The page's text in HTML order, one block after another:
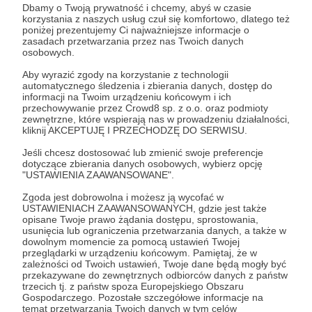
Dbamy o Twoją prywatność i chcemy, abyś w czasie
korzystania z naszych usług czuł się komfortowo, dlatego też
poniżej prezentujemy Ci najważniejsze informacje o
zasadach przetwarzania przez nas Twoich danych
osobowych.
Aby wyrazić zgody na korzystanie z technologii
automatycznego śledzenia i zbierania danych, dostęp do
informacji na Twoim urządzeniu końcowym i ich
przechowywanie przez Crowd8 sp. z o.o. oraz podmioty
zewnętrzne, które wspierają nas w prowadzeniu działalności,
kliknij AKCEPTUJĘ I PRZECHODZĘ DO SERWISU.
Jeśli chcesz dostosować lub zmienić swoje preferencje
dotyczące zbierania danych osobowych, wybierz opcję
"USTAWIENIA ZAAWANSOWANE".
Zgoda jest dobrowolna i możesz ją wycofać w
USTAWIENIACH ZAAWANSOWANYCH, gdzie jest także
opisane Twoje prawo żądania dostępu, sprostowania,
usunięcia lub ograniczenia przetwarzania danych, a także w
dowolnym momencie za pomocą ustawień Twojej
przeglądarki w urządzeniu końcowym. Pamiętaj, że w
zależności od Twoich ustawień, Twoje dane będą mogły być
przekazywane do zewnętrznych odbiorców danych z państw
trzecich tj. z państw spoza Europejskiego Obszaru
Gospodarczego. Pozostałe szczegółowe informacje na
temat przetwarzania Twoich danych w tym celów
W tym miejscu powinna być zewnętrzna
treść
Aby zobaczyć treść musisz zmienić ustawienia
polityki prywatności
Rozwiń opis
Cele
Poprawa warunków
egzystencjalnych naszych
800 zł
miesięcznie
490 zł
brakuje
38%
Staramy się poprawiać warunki
egzystencjalne osób w kryzysie
bezdomności oraz ubogich poprzez
Zaopatrzenie w
obuwie
miesięcznie
Nasi ubodzy nie
bielizny i odzieży
kapieli każdy
skarpety i slipki